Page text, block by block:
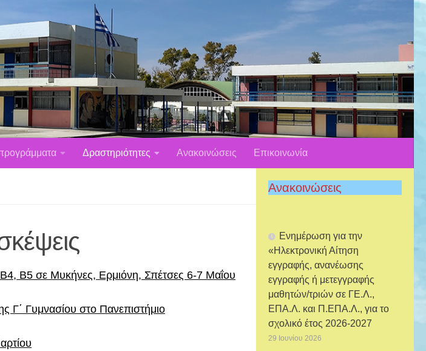
Δραστηριότητες Ανακοινώσεις Επικοινωνία
Β5 σε Μυκήνες, Ερμιόνη, Σπέτσες 6-7 Μαΐου
Γ΄ Γυμνασίου στο Πανεπιστήμιο
Ανακοινώσεις
Ενημέρωση για την
«Ηλεκτρονική Αίτηση
εγγραφής, ανανέωσης
εγγραφής ή μετεγγραφής
μαθητών/τριών σε ΓΕ.Λ.,
ΕΠΑ.Λ. και Π.ΕΠΑ.Λ., για το
σχολικό έτος 2026-2027
29 Ιουνίου 2026